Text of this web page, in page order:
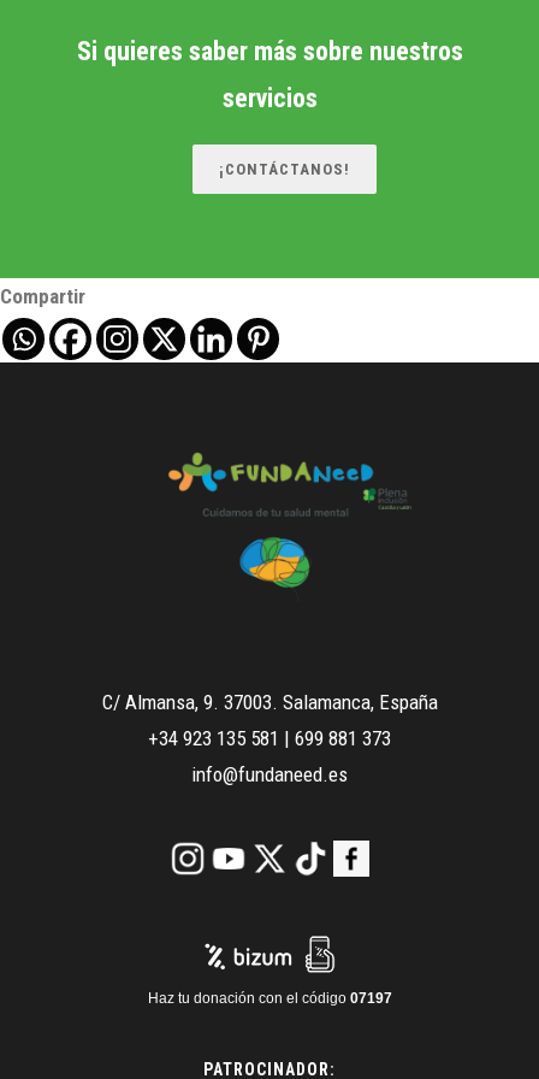
Si quieres saber más sobre nuestros
servicios
¡CONTÁCTANOS!
Compartir
C/ Almansa, 9. 37003. Salamanca, España
+34 923 135 581 | 699 881 373
info@fundaneed.es
Haz tu donación con el código 07197
PATROCINADOR: